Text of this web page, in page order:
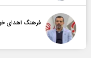
فرهنگ اهدای